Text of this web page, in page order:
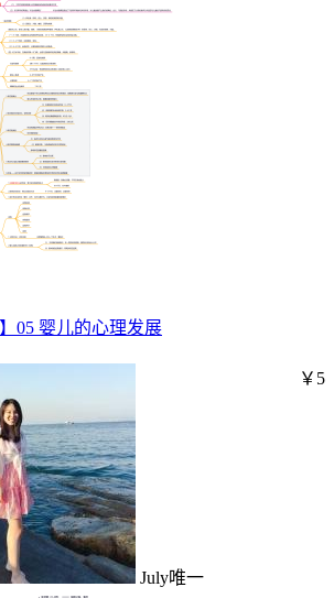
05 婴儿的心理发展
July唯一
￥5